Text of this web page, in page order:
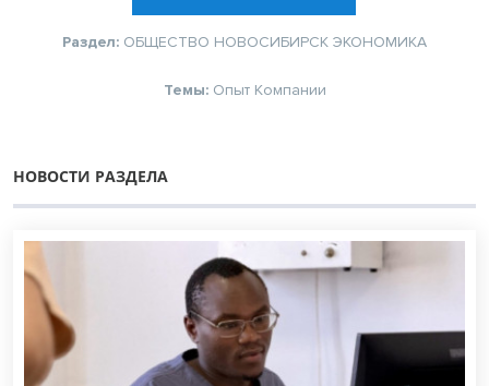
Раздел: ОБЩЕСТВО НОВОСИБИРСК ЭКОНОМИКА
Темы: Опыт Компании
НОВОСТИ РАЗДЕЛА